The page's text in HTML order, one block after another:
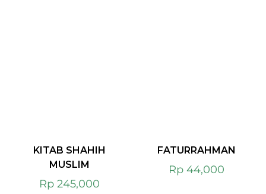
KITAB SHAHIH
MUSLIM
Rp 245,000
FATURRAHMAN
Rp 44,000